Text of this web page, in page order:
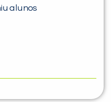
alunos